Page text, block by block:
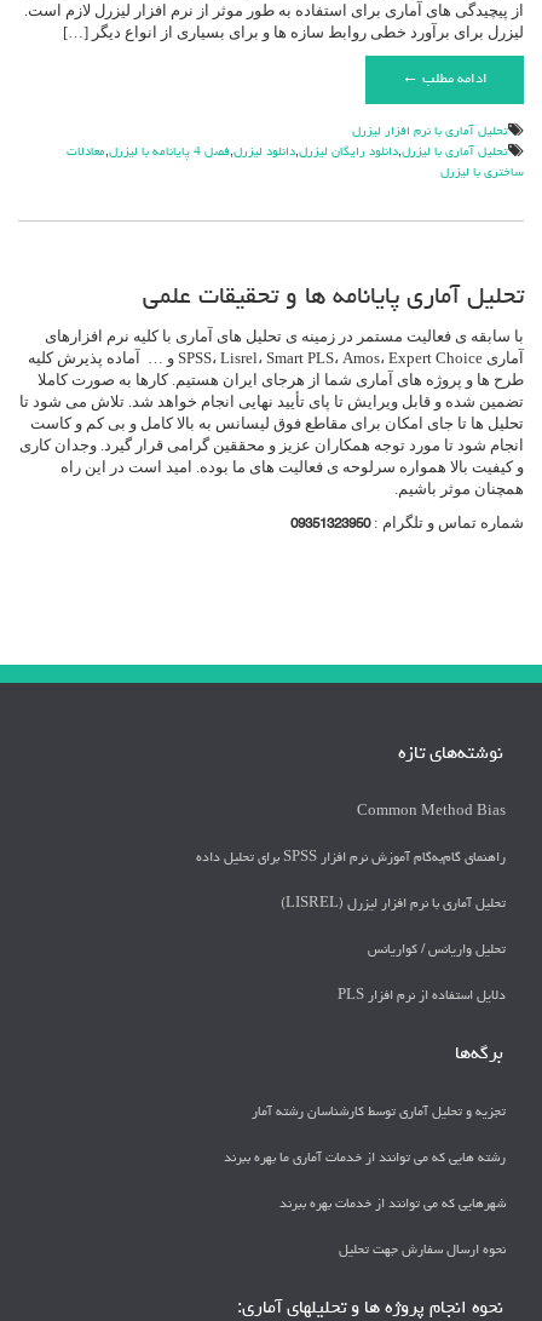
از پیچیدگی های آماری برای استفاده به طور موثر از نرم افزار لیزرل لازم است.
لیزرل برای برآورد خطی روابط سازه ها و برای بسیاری از انواع دیگر […]
ادامه مطلب ←
تحليل آماري با نرم افزار ليزرل
تحلیل آماری با لیزرل,دانلود رایگان لیزرل,دانلود لیزرل,فصل 4 پایانامه با لیزرل ,معادلات
ساختری با لیزرل
تحلیل آماری پایانامه ها و تحقیقات علمی
با سابقه ی فعالیت مستمر در زمینه ی تحلیل های آماری با کلیه نرم افزارهای
آماری SPSS، Lisrel، Smart PLS، Amos، Expert Choice و … آماده پذیرش کلیه
طرح ها و پروژه های آماری شما از هرجای ایران هستیم. کارها به صورت کاملا
تضمین شده و قابل ویرایش تا پای تأیید نهایی انجام خواهد شد. تلاش می شود تا
تحلیل ها تا جای امکان برای مقاطع فوق لیسانس به بالا کامل و بی کم و کاست
انجام شود تا مورد توجه همکاران عزیز و محققین گرامی قرار گیرد. وجدان کاری
و کیفیت بالا همواره سرلوحه ی فعالیت های ما بوده. امید است در این راه
همچنان موثر باشیم.
شماره تماس و تلگرام :09351323950
نوشته‌های تازه
Common Method Bias
راهنمای گام‌به‌گام آموزش نرم افزار SPSS برای تحلیل داده
تحلیل آماری با نرم افزار لیزرل (LISREL)
تحليل واريانس / كواريانس
دلايل استفاده از نرم افزار PLS
برگه‌ها
تجزیه و تحلیل آماری توسط کارشناسان رشته آمار
رشته هایی که می توانند از خدمات آماری ما بهره ببرند
شهرهایی که می توانند از خدمات بهره ببرند
نحوه ارسال سفارش جهت تحلیل
نحوه انجام پروژه ها و تحلیلهای آماری: